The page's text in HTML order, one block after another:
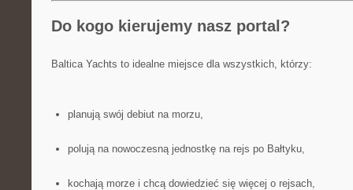
Do kogo kierujemy nasz portal?
Baltica Yachts to idealne miejsce dla wszystkich, którzy:
planują swój debiut na morzu,
polują na nowoczesną jednostkę na rejs po Bałtyku,
kochają morze i chcą dowiedzieć się więcej o rejsach,